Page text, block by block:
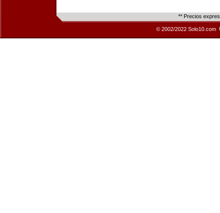
** Precios
© 2002/2022 Solo10.com